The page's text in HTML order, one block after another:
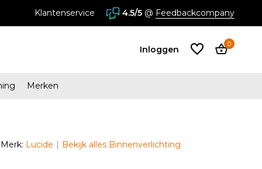
in Almere en Zaandam
Klantenservice 4.5/5 @ Feedbackcompany
Inloggen
Account
0
Merken
Merk: Lucide Bekijk alles Binnenverlichting